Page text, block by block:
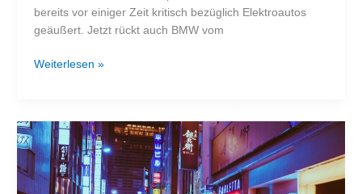
bereits vor einiger Zeit kritisch bezüglich Elektroautos
geäußert. Jetzt rückt auch BMW vom
Elektroauto
und
Renault
äußert
sich
Weiterlesen »